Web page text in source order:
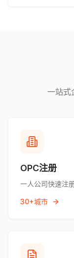
一站式
OPC注册
一人公司快速注
30+城市